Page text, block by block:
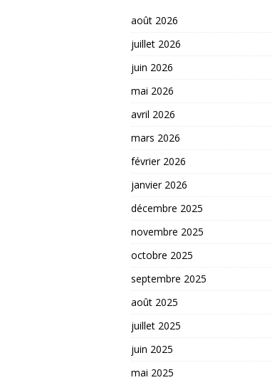
août 2026
juillet 2026
juin 2026
mai 2026
avril 2026
mars 2026
février 2026
janvier 2026
décembre 2025
novembre 2025
octobre 2025
septembre 2025
août 2025
juillet 2025
juin 2025
mai 2025